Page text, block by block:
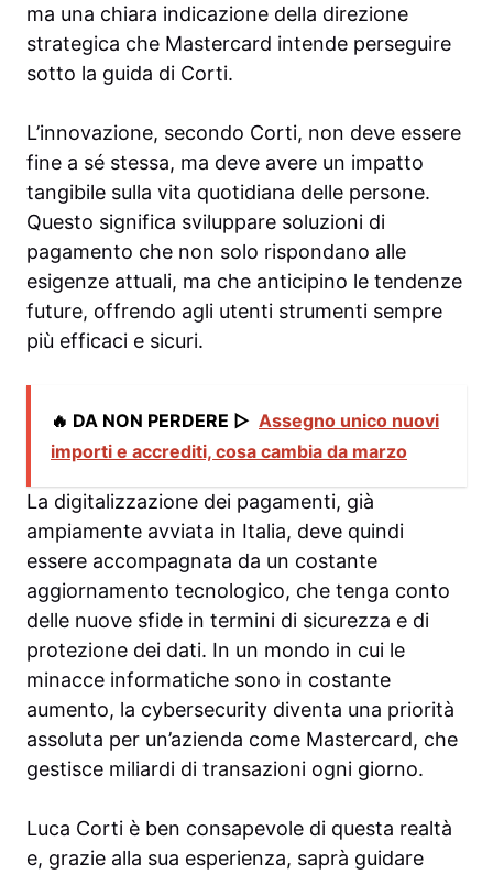
ma una chiara indicazione della direzione
strategica che Mastercard intende perseguire
sotto la guida di Corti.
L’innovazione, secondo Corti, non deve essere
fine a sé stessa, ma deve avere un impatto
tangibile sulla vita quotidiana delle persone.
Questo significa sviluppare soluzioni di
pagamento che non solo rispondano alle
esigenze attuali, ma che anticipino le tendenze
future, offrendo agli utenti strumenti sempre
più efficaci e sicuri.
🔥 DA NON PERDERE ▷ Assegno unico nuovi
importi e accrediti, cosa cambia da marzo
La digitalizzazione dei pagamenti, già
ampiamente avviata in Italia, deve quindi
essere accompagnata da un costante
aggiornamento tecnologico, che tenga conto
delle nuove sfide in termini di sicurezza e di
protezione dei dati. In un mondo in cui le
minacce informatiche sono in costante
aumento, la cybersecurity diventa una priorità
assoluta per un’azienda come Mastercard, che
gestisce miliardi di transazioni ogni giorno.
Luca Corti è ben consapevole di questa realtà
e, grazie alla sua esperienza, saprà guidare